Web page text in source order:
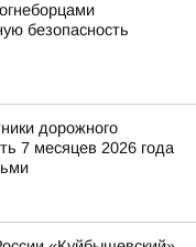
безопасность
дорожного
7 месяцев 2026 года